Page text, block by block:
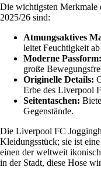
Die wichtigsten Merkmale
2025/26 sind:
Atmungsaktives
leitet Feuchtigkeit
Moderne Passform:
große
Originelle Details:
Erbe des Liverpool
Seitentaschen:
Gegenstände.
Die Liverpool FC
Kleidungsstück; sie ist
einen der weltweit
in der Stadt, diese Hose